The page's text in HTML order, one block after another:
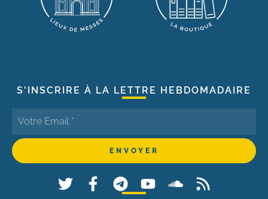
S'INSCRIRE À LA LETTRE HEBDOMADAIRE